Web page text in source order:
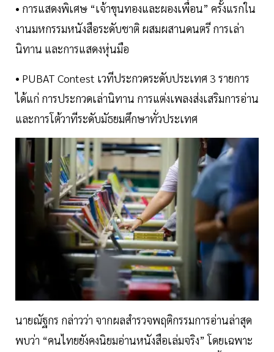
• การแสดงพิเศษ “เจ้าขุนทองและผองเพื่อน” ครั้งแรกใน
งานมหกรรมหนังสือระดับชาติ ผสมผสานดนตรี การเล่า
นิทาน และการแสดงหุ่นมือ
• PUBAT Contest เวทีประกวดระดับประเทศ 3 รายการ
ได้แก่ การประกวดเล่านิทาน การแต่งเพลงส่งเสริมการอ่าน
และการโต้วาทีระดับมัธยมศึกษาทั่วประเทศ
นายณัฐกร กล่าวว่า จากผลสำรวจพฤติกรรมการอ่านล่าสุด
พบว่า “คนไทยยังคงนิยมอ่านหนังสือเล่มจริง” โดยเฉพาะ